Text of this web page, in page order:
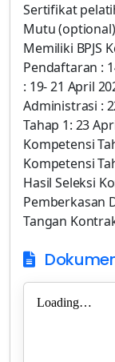
Sertifikat
Mutu
Memiliki BPJS
Pendaftaran :
: 19- 21 April
Administrasi :
Tahap 1: 23
Kompetensi
Kompetensi
Hasil Seleksi
Pemberkasan
Tangan